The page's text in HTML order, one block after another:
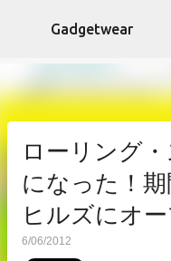
スキップして
Gadgetwear
ローリング
になった！
ヒルズにオ
6/06/2012